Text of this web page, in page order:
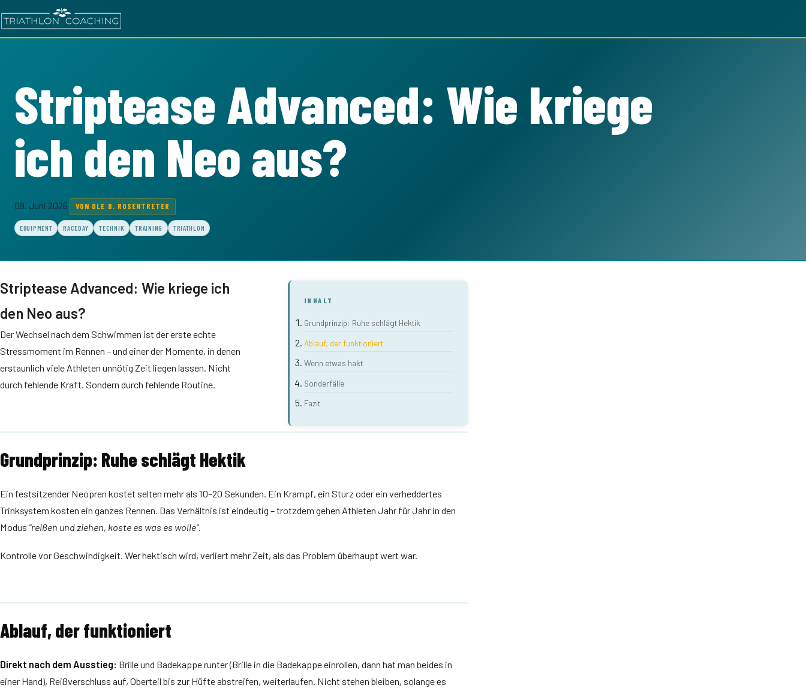
Striptease Advanced: Wie kriege
ich den Neo aus?
09. Juni 2026 VON OLE B. ROSENTRETER
EQUIPMENT RACEDAY TECHNIK TRAINING TRIATHLON
INHALT
Grundprinzip: Ruhe schlägt Hektik
Ablauf, der funktioniert
Wenn etwas hakt
Sonderfälle
Fazit
Striptease Advanced: Wie kriege ich
den Neo aus?
Der Wechsel nach dem Schwimmen ist der erste echte
Stressmoment im Rennen – und einer der Momente, in denen
erstaunlich viele Athleten unnötig Zeit liegen lassen. Nicht
durch fehlende Kraft. Sondern durch fehlende Routine.
Grundprinzip: Ruhe schlägt Hektik
Ein festsitzender Neopren kostet selten mehr als 10–20 Sekunden. Ein Krampf, ein Sturz oder ein verheddertes
Trinksystem kosten ein ganzes Rennen. Das Verhältnis ist eindeutig – trotzdem gehen Athleten Jahr für Jahr in den
Modus "reißen und ziehen, koste es was es wolle".
Kontrolle vor Geschwindigkeit. Wer hektisch wird, verliert mehr Zeit, als das Problem überhaupt wert war.
Ablauf, der funktioniert
Direkt nach dem Ausstieg: Brille und Badekappe runter (Brille in die Badekappe einrollen, dann hat man beides in
einer Hand), Reißverschluss auf, Oberteil bis zur Hüfte abstreifen, weiterlaufen. Nicht stehen bleiben, solange es